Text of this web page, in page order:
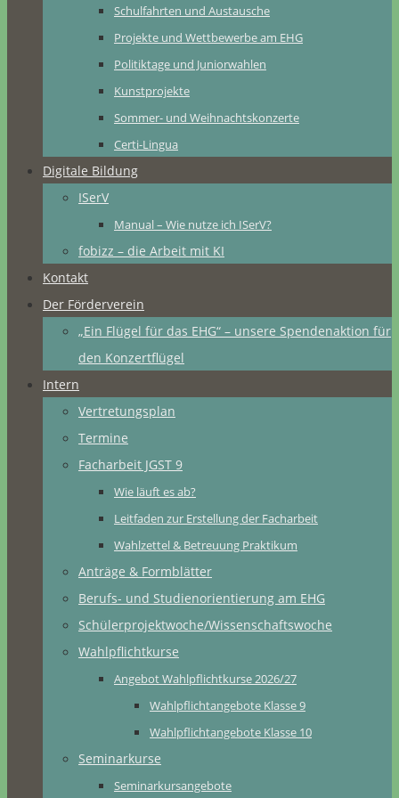
Schulfahrten und Austausche
Projekte und Wettbewerbe am EHG
Politiktage und Juniorwahlen
Kunstprojekte
Sommer- und Weihnachtskonzerte
Certi-Lingua
Digitale Bildung
ISerV
Manual – Wie nutze ich ISerV?
fobizz – die Arbeit mit KI
Kontakt
Der Förderverein
„Ein Flügel für das EHG“ – unsere Spendenaktion für
den Konzertflügel
Intern
Vertretungsplan
Termine
Facharbeit JGST 9
Wie läuft es ab?
Leitfaden zur Erstellung der Facharbeit
Wahlzettel & Betreuung Praktikum
Anträge & Formblätter
Berufs- und Studienorientierung am EHG
Schülerprojektwoche/Wissenschaftswoche
Wahlpflichtkurse
Angebot Wahlpflichtkurse 2026/27
Wahlpflichtangebote Klasse 9
Wahlpflichtangebote Klasse 10
Seminarkurse
Seminarkursangebote